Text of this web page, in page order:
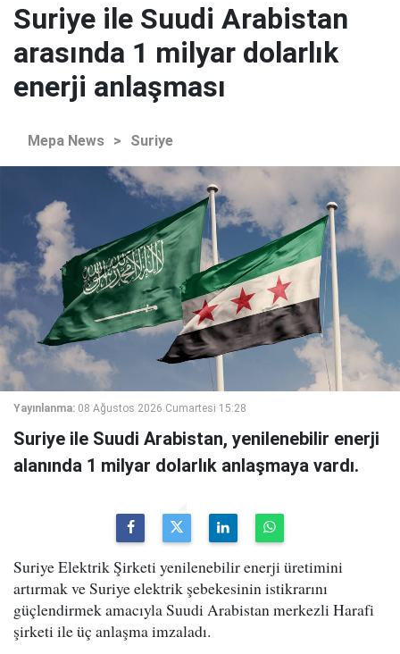
Suriye ile Suudi Arabistan
arasında 1 milyar dolarlık
enerji anlaşması
Mepa News > Suriye
Yayınlanma: 08 Ağustos 2026 Cumartesi 15:28
Suriye ile Suudi Arabistan, yenilenebilir enerji
alanında 1 milyar dolarlık anlaşmaya vardı.
Suriye Elektrik Şirketi yenilenebilir enerji üretimini
artırmak ve Suriye elektrik şebekesinin istikrarını
güçlendirmek amacıyla Suudi Arabistan merkezli Harafi
şirketi ile üç anlaşma imzaladı.